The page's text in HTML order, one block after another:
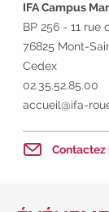
IFA Campus
BP 256 - 11 rue
76825 Mont-
Cedex
02.35.52.85.00
accueil@ifa-
Contactez